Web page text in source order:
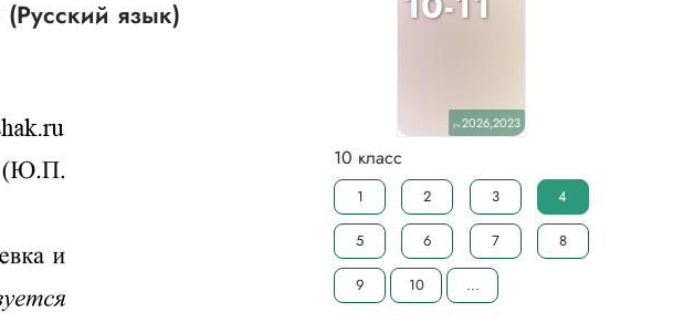
(Русский язык)
уч.2026,2023
10 класс
1 2 3 4
5 6 7 8
9 10 ...